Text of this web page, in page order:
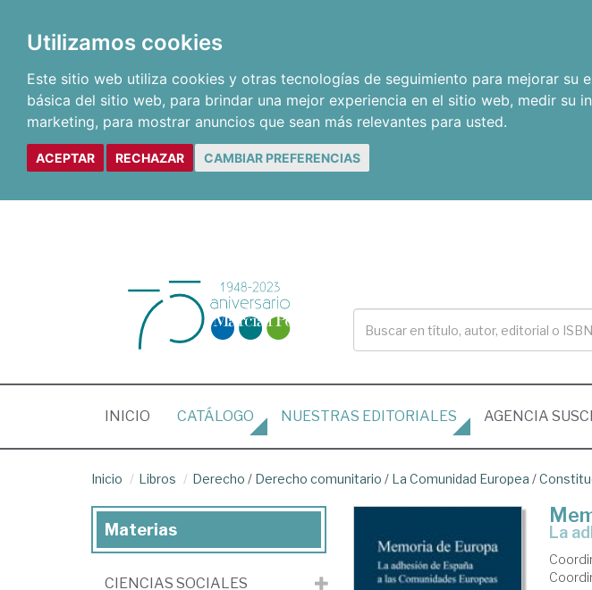
Utilizamos cookies
Este sitio web utiliza cookies y otras tecnologías de seguimiento para mejorar su
básica del sitio web, para brindar una mejor experiencia en el sitio web, medir su
marketing, para mostrar anuncios que sean más relevantes para usted.
ACEPTAR RECHAZAR CAMBIAR PREFERENCIAS
INICIO (CURRENT)
CATÁLOGO NUESTRAS EDITORIALES AGENCIA
Inicio Libros Derecho / Derecho comunitario / La Comunidad Europea /
La
Materias
CIENCIAS SOCIALES